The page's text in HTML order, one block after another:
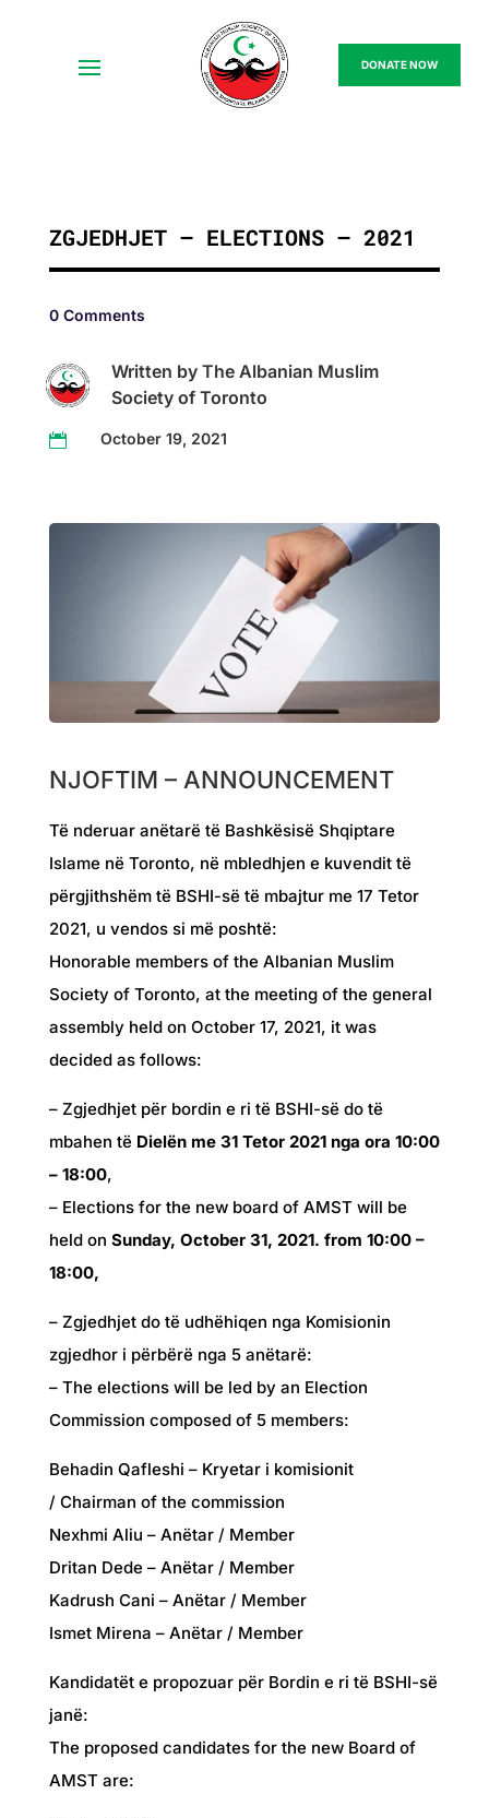
DONATE NOW
ZGJEDHJET – ELECTIONS – 2021
0 Comments
Written by The Albanian Muslim
Society of Toronto
 October 19, 2021
NJOFTIM – ANNOUNCEMENT
Të nderuar anëtarë të Bashkësisë Shqiptare
Islame në Toronto, në mbledhjen e kuvendit të
përgjithshëm të BSHI-së të mbajtur me 17 Tetor
2021, u vendos si më poshtë:
Honorable members of the Albanian Muslim
Society of Toronto, at the meeting of the general
assembly held on October 17, 2021, it was
decided as follows:
– Zgjedhjet për bordin e ri të BSHI-së do të
mbahen të Dielën me 31 Tetor 2021 nga ora 10:00
– 18:00,
– Elections for the new board of AMST will be
held on Sunday, October 31, 2021. from 10:00 –
18:00,
– Zgjedhjet do të udhëhiqen nga Komisionin
zgjedhor i përbërë nga 5 anëtarë:
– The elections will be led by an Election
Commission composed of 5 members:
Behadin Qafleshi – Kryetar i komisionit
/ Chairman of the commission
Nexhmi Aliu – Anëtar / Member
Dritan Dede – Anëtar / Member
Kadrush Cani – Anëtar / Member
Ismet Mirena – Anëtar / Member
Kandidatët e propozuar për Bordin e ri të BSHI-së
janë:
The proposed candidates for the new Board of
AMST are: